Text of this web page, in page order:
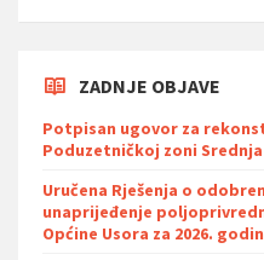
ZADNJE OBJAVE
Potpisan ugovor za
Poduzetničkoj zoni Srednja
Uručena Rješenja o
unaprijeđenje
Općine Usora za 2026.